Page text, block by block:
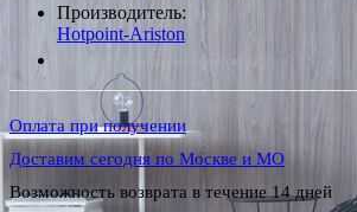
Производитель:
Hotpoint-Ariston
*Наличие уточняйте у менеджера
Оплата при получении
Доставим сегодня по Москве и МО
Возможность возврата в течение 14 дней